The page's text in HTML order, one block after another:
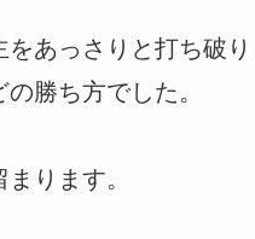
あっさりと打ち破り
勝ち方でした。
ります。